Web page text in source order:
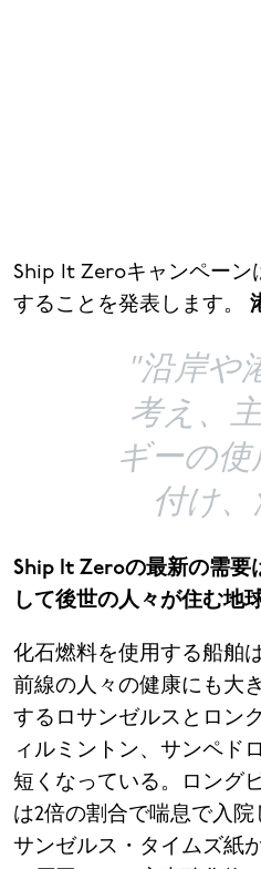
Ship It Zeroキャンペーン
することを発表します。
"沿岸や
考え、
ギーの
付け
Ship It Zeroの最新の需要
して後世の人々が住む地
化石燃料を使用する船舶
前線の人々の健康にも大
するロサンゼルスとロン
ィルミントン、サンペド
短くなっている。ロング
は2倍の割合で喘息で入
サンゼルス・タイムズ紙